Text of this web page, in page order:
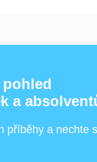
pohled
a
příběhy a nechte